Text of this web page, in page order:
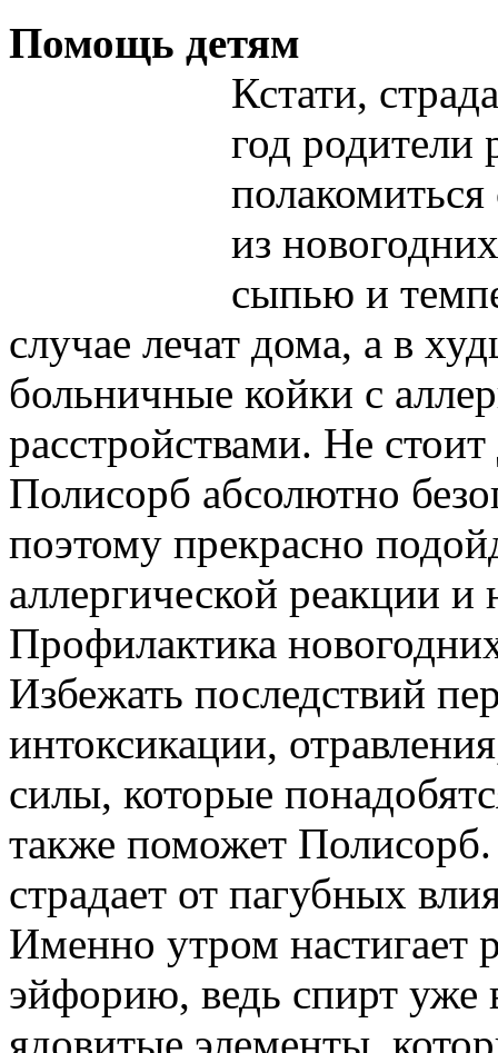
Помощь детям
Кстати,
год родители
из
сыпью и
случае лечат дома, а в
больничные койки с
расстройствами. Не
Полисорб абсолютно
поэтому прекрасно
аллергической реакции
Профилактика
Избежать последствий
интоксикации,
силы, которые
также поможет
страдает от пагубных
Именно утром настигает
эйфорию, ведь спирт уже
ядовитые элементы,